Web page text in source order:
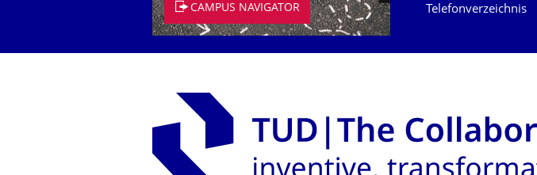
CAMPUS NAVIGATOR Telefonverzeichnis